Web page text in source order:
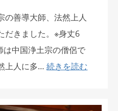
の善導大師、法然上人
だきました。※身丈6
中国浄土宗の僧侶で
上人に多…続きを読む